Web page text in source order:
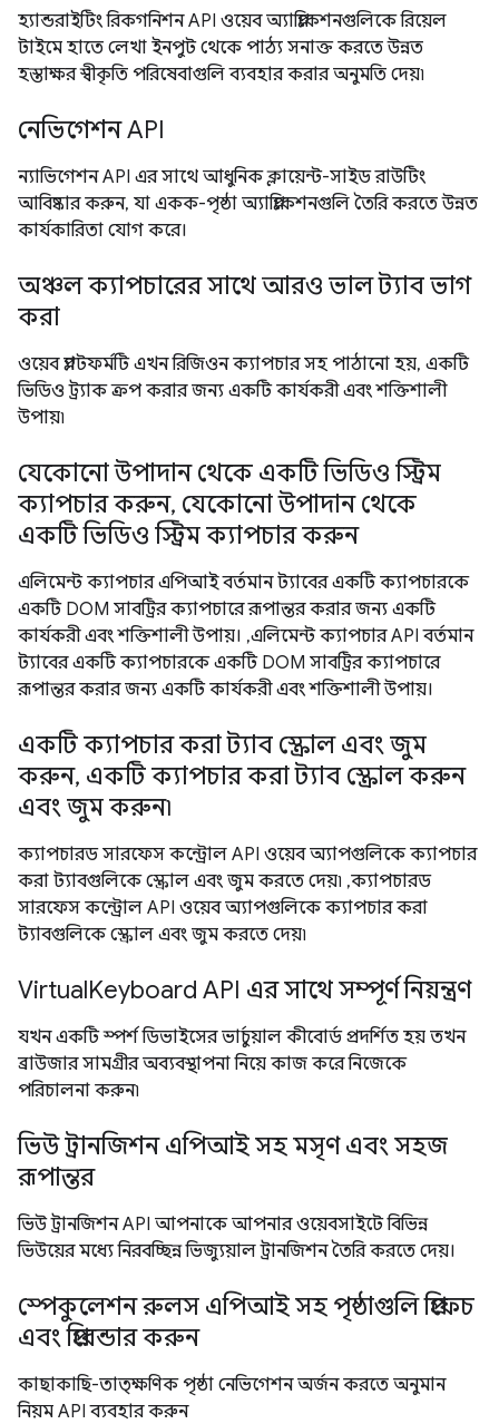
হ্যান্ডরাইটিং রিকগনিশন API ওয়েব অ্যাপ্লিকেশনগুলিকে রিয়েল
টাইমে হাতে লেখা ইনপুট থেকে পাঠ্য সনাক্ত করতে উন্নত
হস্তাক্ষর স্বীকৃতি পরিষেবাগুলি ব্যবহার করার অনুমতি দেয়৷
নেভিগেশন API
ন্যাভিগেশন API এর সাথে আধুনিক ক্লায়েন্ট-সাইড রাউটিং
আবিষ্কার করুন, যা একক-পৃষ্ঠা অ্যাপ্লিকেশনগুলি তৈরি করতে উন্নত
কার্যকারিতা যোগ করে।
অঞ্চল ক্যাপচারের সাথে আরও ভাল ট্যাব ভাগ
করা
ওয়েব প্ল্যাটফর্মটি এখন রিজিওন ক্যাপচার সহ পাঠানো হয়, একটি
ভিডিও ট্র্যাক ক্রপ করার জন্য একটি কার্যকরী এবং শক্তিশালী
উপায়৷
যেকোনো উপাদান থেকে একটি ভিডিও স্ট্রিম
ক্যাপচার করুন, যেকোনো উপাদান থেকে
একটি ভিডিও স্ট্রিম ক্যাপচার করুন
এলিমেন্ট ক্যাপচার এপিআই বর্তমান ট্যাবের একটি ক্যাপচারকে
একটি DOM সাবট্রির ক্যাপচারে রূপান্তর করার জন্য একটি
কার্যকরী এবং শক্তিশালী উপায়। ,এলিমেন্ট ক্যাপচার API বর্তমান
ট্যাবের একটি ক্যাপচারকে একটি DOM সাবট্রির ক্যাপচারে
রূপান্তর করার জন্য একটি কার্যকরী এবং শক্তিশালী উপায়।
একটি ক্যাপচার করা ট্যাব স্ক্রোল এবং জুম
করুন, একটি ক্যাপচার করা ট্যাব স্ক্রোল করুন
এবং জুম করুন৷
ক্যাপচারড সারফেস কন্ট্রোল API ওয়েব অ্যাপগুলিকে ক্যাপচার
করা ট্যাবগুলিকে স্ক্রোল এবং জুম করতে দেয়৷ ,ক্যাপচারড
সারফেস কন্ট্রোল API ওয়েব অ্যাপগুলিকে ক্যাপচার করা
ট্যাবগুলিকে স্ক্রোল এবং জুম করতে দেয়৷
VirtualKeyboard API এর সাথে সম্পূর্ণ নিয়ন্ত্রণ
যখন একটি স্পর্শ ডিভাইসের ভার্চুয়াল কীবোর্ড প্রদর্শিত হয় তখন
ব্রাউজার সামগ্রীর অব্যবস্থাপনা নিয়ে কাজ করে নিজেকে
পরিচালনা করুন৷
ভিউ ট্রানজিশন এপিআই সহ মসৃণ এবং সহজ
রূপান্তর
ভিউ ট্রানজিশন API আপনাকে আপনার ওয়েবসাইটে বিভিন্ন
ভিউয়ের মধ্যে নিরবচ্ছিন্ন ভিজ্যুয়াল ট্রানজিশন তৈরি করতে দেয়।
স্পেকুলেশন রুলস এপিআই সহ পৃষ্ঠাগুলি প্রিফেচ
এবং প্রিরেন্ডার করুন
কাছাকাছি-তাত্ক্ষণিক পৃষ্ঠা নেভিগেশন অর্জন করতে অনুমান
নিয়ম API ব্যবহার করুন